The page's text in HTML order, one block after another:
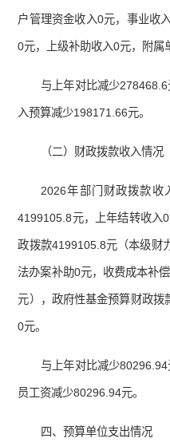
户管理资金收入0元，事业收
0元，上级补助收入0元，附属
与上年对比减少
入预算减少198171.66元。
（二）财政拨款收入情况
2026年部门财政拨款收
4199105.8元，上年结转收入
政拨款4199105.8元（本级财
法办案补助0元，收费成本补
元），政府性基金预算财政拨
0元。
与上年对比减少
员工资减少80296.94元。
四、预算单位支出情况